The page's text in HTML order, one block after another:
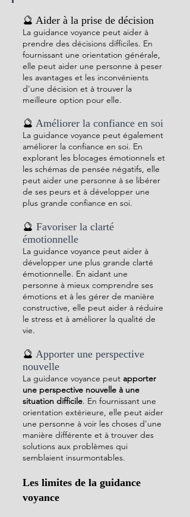
🔮 Aider à la prise de décision
La guidance voyance peut aider à
prendre des décisions difficiles. En
fournissant une orientation générale,
elle peut aider une personne à peser
les avantages et les inconvénients
d'une décision et à trouver la
meilleure option pour elle.
🔮 Améliorer la confiance en soi
La guidance voyance peut également
améliorer la confiance en soi. En
explorant les blocages émotionnels et
les schémas de pensée négatifs, elle
peut aider une personne à se libérer
de ses peurs et à développer une
plus grande confiance en soi.
🔮 Favoriser la clarté
émotionnelle
La guidance voyance peut aider à
développer une plus grande clarté
émotionnelle. En aidant une
personne à mieux comprendre ses
émotions et à les gérer de manière
constructive, elle peut aider à réduire
le stress et à améliorer la qualité de
vie.
🔮 Apporter une perspective
nouvelle
La guidance voyance peut apporter
une perspective nouvelle à une
situation difficile. En fournissant une
orientation extérieure, elle peut aider
une personne à voir les choses d'une
manière différente et à trouver des
solutions aux problèmes qui
semblaient insurmontables.
Les limites de la guidance
voyance